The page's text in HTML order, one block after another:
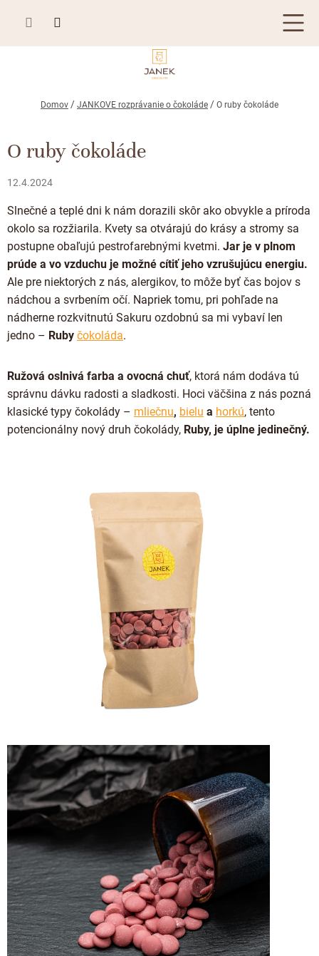
TABUĽKOVÁ ČOKOLÁDA
Mliečna čokoláda
Horká čokoláda
Biela čokoláda
Bean to bar čokoláda
Čokoláda Passion
Lámaná čokoláda
Bonboniéry
Kusové pralinky a hľuzovky
ČOKOLÁDOVÉ ŠPECIALITY
Čokoládové srdiečka
Čokoládové figúrky
Čokoládové krémy
Cibuľové chutney
Proteínová čokoláda
Obalené v čokoláde
Káva - Coffeespot
PRÍLEŽITOSTI
Letné darčeky
Svadobné čokolády
Narodeniny
Valentínske čokolády
Späť do školy
Darčekové poukážky
KAKAOVÉ VÝROBKY
Kakaové bôby
Kakaové maslo
Kakaová hmota
Čokoládové nápoje
Kakaové nibsy
Kokosový cukor
Prihlásenie
Domov JANKOVE rozprávanie o čokoláde O ruby čokoláde
O ruby čokoláde
12.4.2024
Slnečné a teplé dni k nám dorazili skôr ako obvykle a príroda
okolo sa rozžiarila. Kvety sa otvárajú do krásy a stromy sa
postupne obaľujú pestrofarebnými kvetmi. Jar je v plnom
prúde a vo vzduchu je možné cítiť jeho vzrušujúcu energiu.
Ale pre niektorých z nás, alergikov, to môže byť čas bojov s
nádchou a svrbením očí. Napriek tomu, pri pohľade na
nádherne rozkvitnutú Sakuru ozdobnú sa mi vybaví len
jedno – Ruby čokoláda.
Ružová oslnivá farba a ovocná chuť, ktorá nám dodáva tú
správnu dávku radosti a sladkosti. Hoci väčšina z nás pozná
klasické typy čokolády – mliečnu, bielu a horkú, tento
potencionálny nový druh čokolády, Ruby, je úplne jedinečný.